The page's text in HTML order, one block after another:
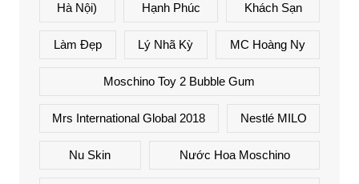
Hà Nội) Hạnh Phúc Khách Sạn
Làm Đẹp Lý Nhã Kỳ MC Hoàng Ny
Moschino Toy 2 Bubble Gum
Mrs International Global 2018 Nestlé MILO
Nu Skin Nước Hoa Moschino